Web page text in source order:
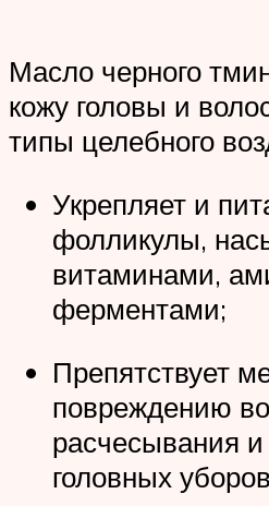
Масло черного
кожу головы и
типы целебного
Укрепляет и
фолликулы,
витаминами,
ферментами;
Препятствует
повреждению
расчесывания
головных